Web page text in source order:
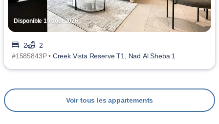
Disponible 19 août 2026
2
2
#1585843P • Creek Vista Reserve T1, Nad Al Sheba 1
Voir tous les appartements